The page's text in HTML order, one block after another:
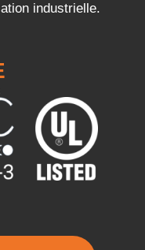
industrielle.